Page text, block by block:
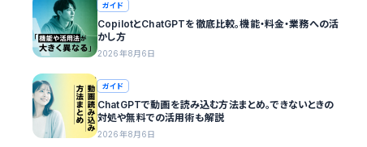
ガイド
CopilotとChatGPTを徹底比較。機能・料金・業務への活
かし方
2026年8月6日
ガイド
ChatGPTで動画を読み込む方法まとめ。できないときの
対処や無料での活用術も解説
2026年8月6日